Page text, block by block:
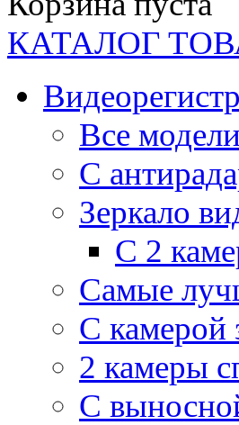
КАТАЛОГ
Все модели
C
Зеркало
С 2
Самые
С камерой
2 камеры
С